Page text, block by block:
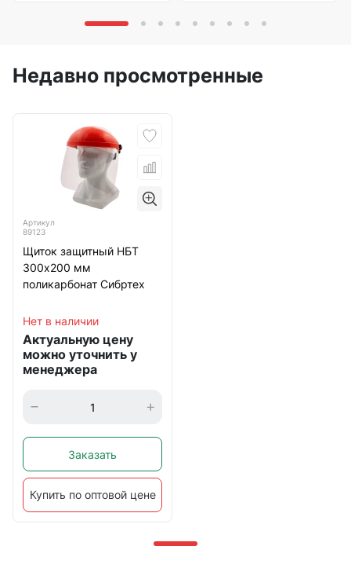
Недавно просмотренные
Артикул
89123
Щиток защитный НБТ
300х200 мм
поликарбонат Сибртех
Нет в наличии
Актуальную цену
можно уточнить у
менеджера
Заказать
Купить по оптовой цене